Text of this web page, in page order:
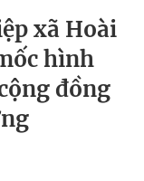
xã Hoài
hình
đồng